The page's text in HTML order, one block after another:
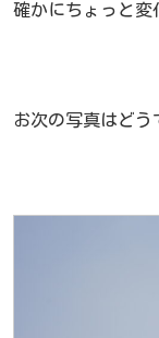
確かにちょっと変
お次の写真はどう